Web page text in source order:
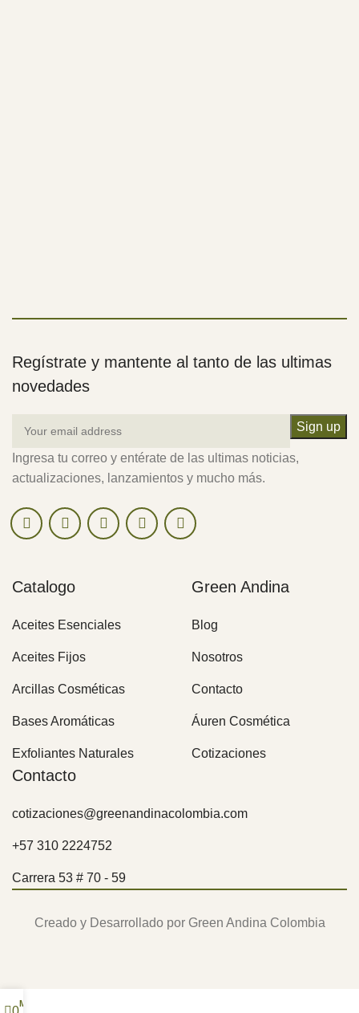
Regístrate y mantente al tanto de las ultimas
novedades
Ingresa tu correo y entérate de las ultimas noticias,
actualizaciones, lanzamientos y mucho más.
Catalogo
Aceites Esenciales
Aceites Fijos
Arcillas Cosméticas
Bases Aromáticas
Exfoliantes Naturales
Green Andina
Blog
Nosotros
Contacto
Áuren Cosmética
Cotizaciones
Contacto
cotizaciones@greenandinacolombia.com
+57 310 2224752
Carrera 53 # 70 - 59
Creado y Desarrollado por Green Andina Colombia
Mi Cuenta